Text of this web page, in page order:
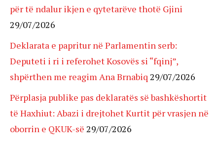
për të ndalur ikjen e qytetarëve thotë Gjini
29/07/2026
Deklarata e papritur në Parlamentin serb:
Deputeti i ri i referohet Kosovës si “fqinj”,
shpërthen me reagim Ana Brnabiq 29/07/2026
Përplasja publike pas deklaratës së bashkëshortit
të Haxhiut: Abazi i drejtohet Kurtit për vrasjen në
oborrin e QKUK-së 29/07/2026